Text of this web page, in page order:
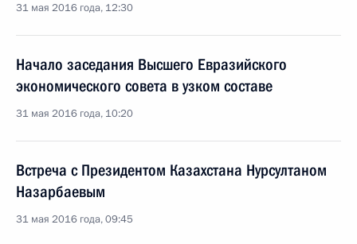
31 мая 2016 года, 12:30
Начало заседания Высшего Евразийского
экономического совета в узком составе
31 мая 2016 года, 10:20
Встреча с Президентом Казахстана Нурсултаном
Назарбаевым
31 мая 2016 года, 09:45